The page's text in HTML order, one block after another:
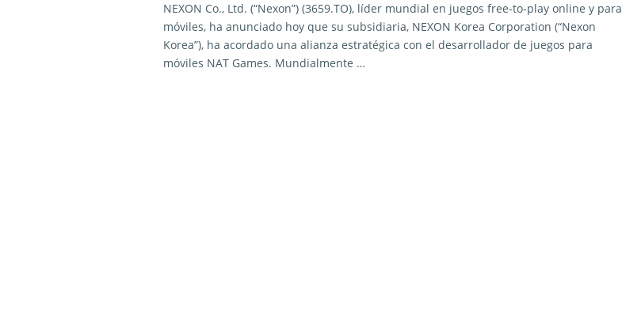
NEXON Co., Ltd. (“Nexon”) (3659.TO), líder mundial en juegos free-to-play online y para
móviles, ha anunciado hoy que su subsidiaria, NEXON Korea Corporation (“Nexon
Korea”), ha acordado una alianza estratégica con el desarrollador de juegos para
móviles NAT Games. Mundialmente …